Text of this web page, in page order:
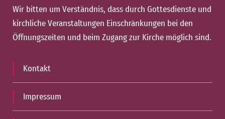
Wir bitten um Verständnis, dass durch Gottesdienste und
kirchliche Veranstaltungen Einschränkungen bei den
Öffnungszeiten und beim Zugang zur Kirche möglich sind.
Kontakt
Impressum